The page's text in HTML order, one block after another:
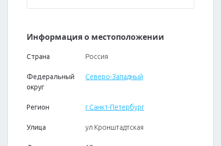
Информация о местоположении
Страна Россия
Федеральный
округ
Северо-Западный
Регион г Санкт-Петербург
Улица ул Кронштадтская